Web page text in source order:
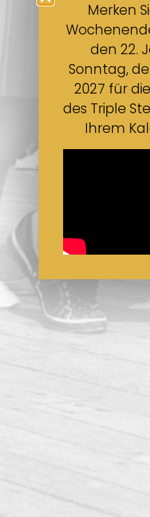
Merken
den 22.
Sonntag,
2027 für
des Triple
Ihrem